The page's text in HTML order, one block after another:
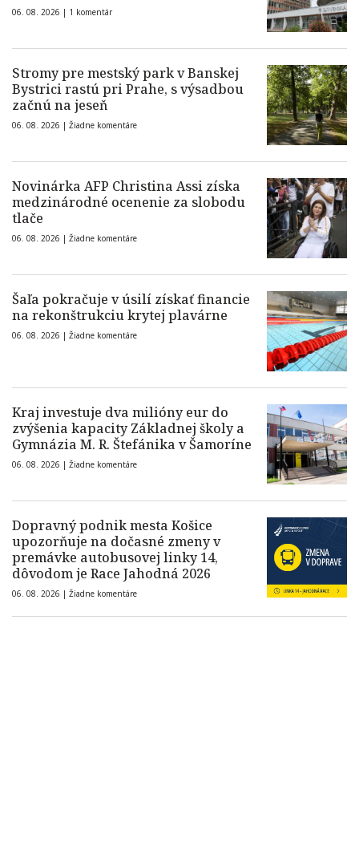
06. 08. 2026 | 1 komentár
Stromy pre mestský park v Banskej
Bystrici rastú pri Prahe, s výsadbou
začnú na jeseň
06. 08. 2026 | Žiadne komentáre
Novinárka AFP Christina Assi získa
medzinárodné ocenenie za slobodu
tlače
06. 08. 2026 | Žiadne komentáre
Šaľa pokračuje v úsilí získať financie
na rekonštrukciu krytej plavárne
06. 08. 2026 | Žiadne komentáre
Kraj investuje dva milióny eur do
zvýšenia kapacity Základnej školy a
Gymnázia M. R. Štefánika v Šamoríne
06. 08. 2026 | Žiadne komentáre
Dopravný podnik mesta Košice
upozorňuje na dočasné zmeny v
premávke autobusovej linky 14,
dôvodom je Race Jahodná 2026
06. 08. 2026 | Žiadne komentáre